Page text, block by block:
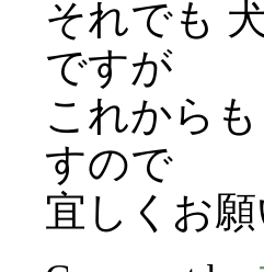
それでも
ですが
これから
すので
宜しくお